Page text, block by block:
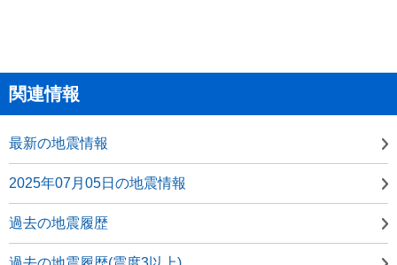
関連情報
最新の地震情報
2025年07月05日の地震情報
過去の地震履歴